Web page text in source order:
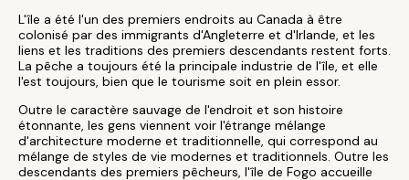
L'île a été l'un des premiers endroits au Canada à être
colonisé par des immigrants d'Angleterre et d'Irlande, et les
liens et les traditions des premiers descendants restent forts.
La pêche a toujours été la principale industrie de l'île, et elle
l'est toujours, bien que le tourisme soit en plein essor.
Outre le caractère sauvage de l'endroit et son histoire
étonnante, les gens viennent voir l'étrange mélange
d'architecture moderne et traditionnelle, qui correspond au
mélange de styles de vie modernes et traditionnels. Outre les
descendants des premiers pêcheurs, l'île de Fogo accueille